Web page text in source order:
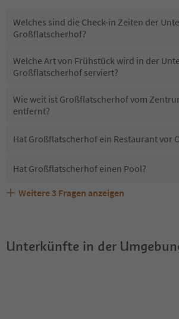
Welches sind die Check-in Zeiten der
Großflatscherhof?
Welche Art von Frühstück wird in der
Großflatscherhof serviert?
Wie weit ist Großflatscherhof vom
entfernt?
Hat Großflatscherhof ein Restaurant vor
Hat Großflatscherhof einen Pool?
Sind Haustiere in der Unterkunft
Welche Services bietet Großflatscherhof?
Erhalten die Gäste von Großflatscherhof einen Südtirol
Weitere 3 Fragen anzeigen
Unterkünfte in der